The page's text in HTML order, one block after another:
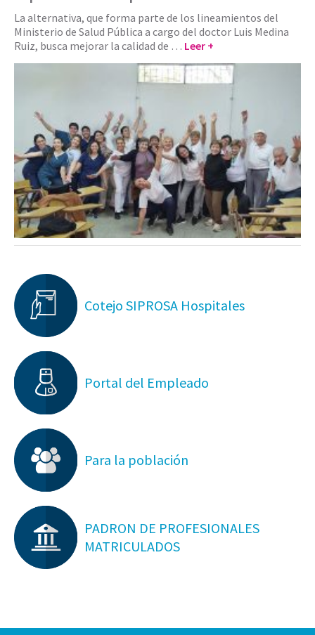
La alternativa, que forma parte de los lineamientos del
Ministerio de Salud Pública a cargo del doctor Luis Medina
Ruiz, busca mejorar la calidad de … Leer +
Cotejo SIPROSA Hospitales
Portal del Empleado
Para la población
PADRON DE PROFESIONALES
MATRICULADOS